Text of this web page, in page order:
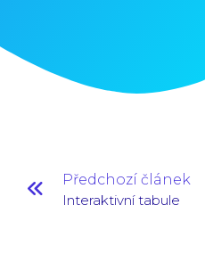
Předchozí článek
Interaktivní tabule